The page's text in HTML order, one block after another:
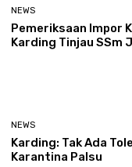
NEWS
Pemeriksaan Impor
Karding Tinjau SSm
NEWS
Karding: Tak Ada
Karantina Palsu